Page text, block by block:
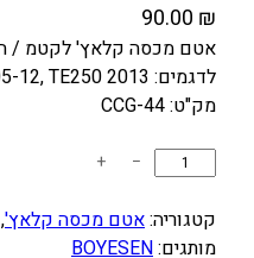
90.00 ₪
מק"ט: CCG-44
ו
ת
−
+
קטגוריה:אטם מכסה קלאץ',
מותגים:BOYESEN